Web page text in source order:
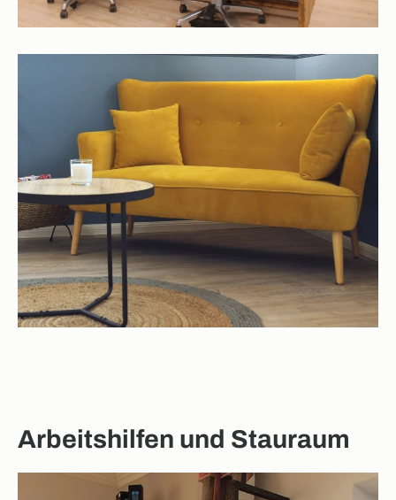
Arbeitshilfen und Stauraum